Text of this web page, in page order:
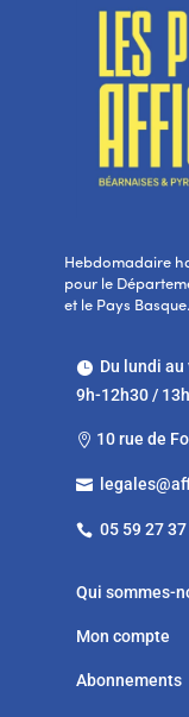
Hebdomadaire
pour le
et le Pays Basque.
Du lundi au
9h-12h30 /
 10 rue de

 05 59 27 37
Qui sommes-
Mon compte
Abonnements